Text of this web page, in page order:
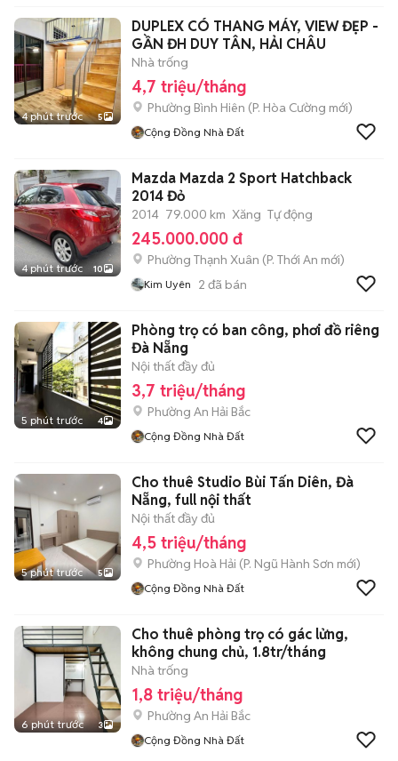
4 phút trước 5
DUPLEX CÓ THANG MÁY, VIEW ĐẸP -
GẦN ĐH DUY TÂN, HẢI CHÂU
Nhà trống
4,7 triệu/tháng
Phường Bình Hiên (P. Hòa Cường mới)
Cộng Đồng Nhà Đất
4 phút trước 10
Mazda Mazda 2 Sport Hatchback
2014 Đỏ
2014 79.000 km Xăng Tự động
245.000.000 đ
Phường Thạnh Xuân (P. Thới An mới)
Kim Uyên 2 đã bán
5 phút trước 4
Phòng trọ có ban công, phơi đồ riêng
Đà Nẵng
Nội thất đầy đủ
3,7 triệu/tháng
Phường An Hải Bắc
Cộng Đồng Nhà Đất
5 phút trước 5
Cho thuê Studio Bùi Tấn Diên, Đà
Nẵng, full nội thất
Nội thất đầy đủ
4,5 triệu/tháng
Phường Hoà Hải (P. Ngũ Hành Sơn mới)
Cộng Đồng Nhà Đất
6 phút trước 3
Cho thuê phòng trọ có gác lửng,
không chung chủ, 1.8tr/tháng
Nhà trống
1,8 triệu/tháng
Phường An Hải Bắc
Cộng Đồng Nhà Đất